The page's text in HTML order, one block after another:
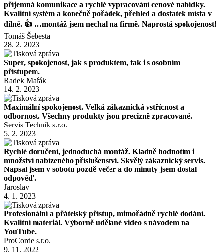
příjemná komunikace a rychlé vypracování cenové nabídky.
Kvalitní systém a konečně pořádek, přehled a dostatek místa v
dílně. 👍 …montáž jsem nechal na firmě. Naprostá spokojenost!
Tomáš Šebesta
28. 2. 2023
Super, spokojenost, jak s produktem, tak i s osobním
přístupem.
Radek Mařák
14. 2. 2023
Maximální spokojenost. Velká zákaznická vstřícnost a
odbornost. Všechny produkty jsou precizně zpracované.
Servis Technik s.r.o.
5. 2. 2023
Rychlé doručení, jednoduchá montáž. Kladně hodnotím i
množství nabízeného příslušenství. Skvělý zákaznický servis.
Napsal jsem v sobotu pozdě večer a do minuty jsem dostal
odpověď.
Jaroslav
4. 1. 2023
Profesionální a přátelský přístup, mimořádně rychlé dodání.
Kvalitní materiál. Výborně udělané video s návodem na
YouTube.
ProCorde s.r.o.
9. 11. 2022